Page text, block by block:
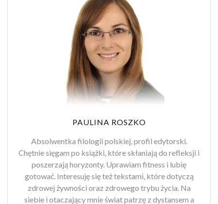
PAULINA ROSZKO
Absolwentka filologii polskiej, profil edytorski.
Chętnie sięgam po książki, które skłaniają do refleksji i
poszerzają horyzonty. Uprawiam fitness i lubię
gotować. Interesuję się też tekstami, które dotyczą
zdrowej żywności oraz zdrowego trybu życia. Na
siebie i otaczający mnie świat patrzę z dystansem a